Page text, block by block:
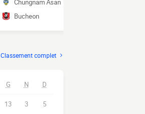
Chungnam Asan
Bucheon
Classement complet
G N D
13 3 5